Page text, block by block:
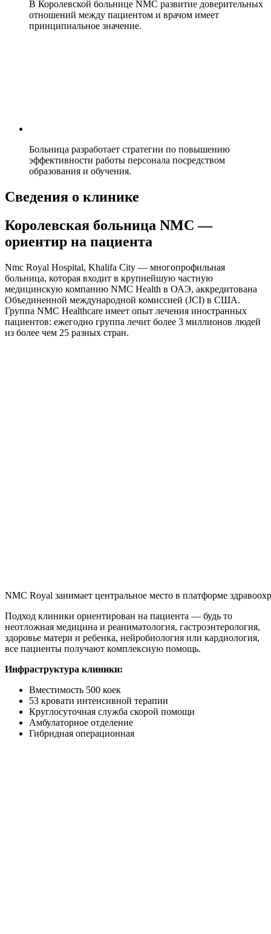
В Королевской больнице NMC развитие доверительных
отношений между пациентом и врачом имеет
принципиальное значение.
Больница разработает стратегии по повышению
эффективности работы персонала посредством
образования и обучения.
Сведения о клинике
Королевская больница NMC —
ориентир на пациента
Nmc Royal Hospital, Khalifa City — многопрофильная
больница, которая входит в крупнейшую частную
медицинскую компанию NMC Health в ОАЭ, аккредитована
Объединенной международной комиссией (JCI) в США.
Группа NMC Healthcare имеет опыт лечения иностранных
пациентов: ежегодно группа лечит более 3 миллионов людей
из более чем 25 разных стран.
NMC Royal занимает центральное место в платформе
Подход клиники ориентирован на пациента — будь то
неотложная медицина и реаниматология, гастроэнтерология,
здоровье матери и ребенка, нейробиология или кардиология,
все пациенты получают комплексную помощь.
Инфраструктура клиники:
Вместимость 500 коек
53 кровати интенсивной терапии
Круглосуточная служба скорой помощи
Амбулаторное отделение
Гибридная операционная